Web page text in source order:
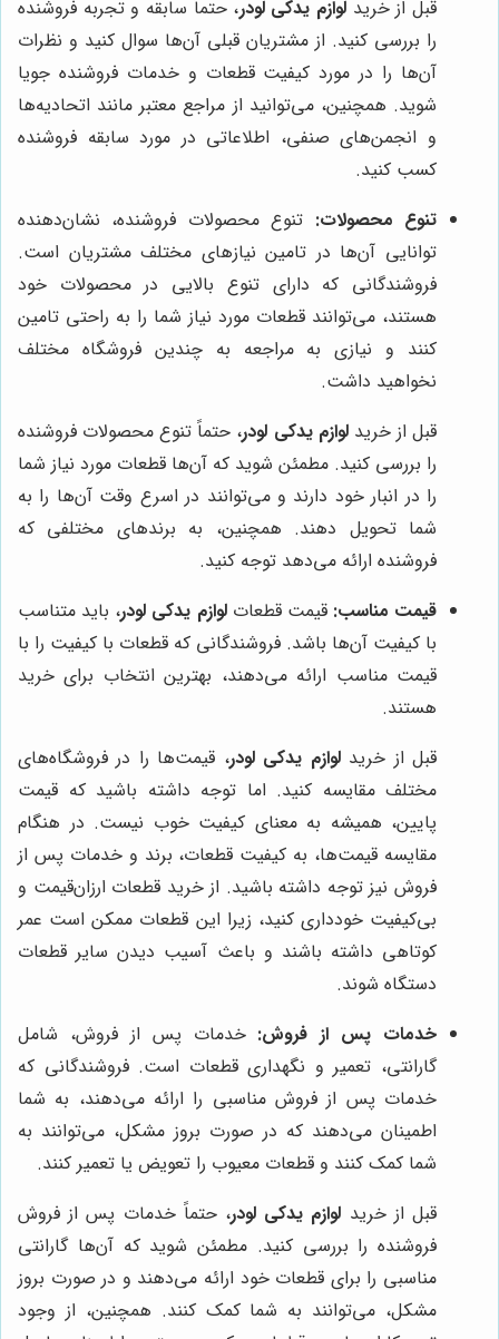
قبل از خریدلوازم یدکی لودر، حتماً سابقه و تجربه فروشنده
را بررسی کنید. از مشتریان قبلی آن‌ها سوال کنید و نظرات
آن‌ها را در مورد کیفیت قطعات و خدمات فروشنده جویا
شوید. همچنین، می‌توانید از مراجع معتبر مانند اتحادیه‌ها
و انجمن‌های صنفی، اطلاعاتی در مورد سابقه فروشنده
کسب کنید.
تنوع محصولات: تنوع محصولات فروشنده، نشان‌دهنده
توانایی آن‌ها در تامین نیازهای مختلف مشتریان است.
فروشندگانی که دارای تنوع بالایی در محصولات خود
هستند، می‌توانند قطعات مورد نیاز شما را به راحتی تامین
کنند و نیازی به مراجعه به چندین فروشگاه مختلف
نخواهید داشت.
قبل از خریدلوازم یدکی لودر، حتماً تنوع محصولات فروشنده
را بررسی کنید. مطمئن شوید که آن‌ها قطعات مورد نیاز شما
را در انبار خود دارند و می‌توانند در اسرع وقت آن‌ها را به
شما تحویل دهند. همچنین، به برندهای مختلفی که
فروشنده ارائه می‌دهد توجه کنید.
قیمت مناسب: قیمت قطعاتلوازم یدکی لودر، باید متناسب
با کیفیت آن‌ها باشد. فروشندگانی که قطعات با کیفیت را با
قیمت مناسب ارائه می‌دهند، بهترین انتخاب برای خرید
هستند.
قبل از خریدلوازم یدکی لودر، قیمت‌ها را در فروشگاه‌های
مختلف مقایسه کنید. اما توجه داشته باشید که قیمت
پایین، همیشه به معنای کیفیت خوب نیست. در هنگام
مقایسه قیمت‌ها، به کیفیت قطعات، برند و خدمات پس از
فروش نیز توجه داشته باشید. از خرید قطعات ارزان‌قیمت و
بی‌کیفیت خودداری کنید، زیرا این قطعات ممکن است عمر
کوتاهی داشته باشند و باعث آسیب دیدن سایر قطعات
دستگاه شوند.
خدمات پس از فروش: خدمات پس از فروش، شامل
گارانتی، تعمیر و نگهداری قطعات است. فروشندگانی که
خدمات پس از فروش مناسبی را ارائه می‌دهند، به شما
اطمینان می‌دهند که در صورت بروز مشکل، می‌توانند به
شما کمک کنند و قطعات معیوب را تعویض یا تعمیر کنند.
قبل از خرید لوازم یدکی لودر، حتماً خدمات پس از فروش
فروشنده را بررسی کنید. مطمئن شوید که آن‌ها گارانتی
مناسبی را برای قطعات خود ارائه می‌دهند و در صورت بروز
مشکل، می‌توانند به شما کمک کنند. همچنین، از وجود